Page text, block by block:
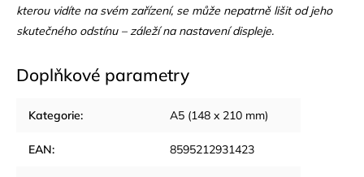
kterou vidíte na svém zařízení, se může nepatrně lišit od jeho
skutečného odstínu – záleží na nastavení displeje.
Doplňkové parametry
Kategorie: A5 (148 x 210 mm)
EAN: 8595212931423